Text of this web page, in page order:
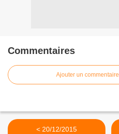
Commentaires
Ajouter un commentaire
< 20/12/2015